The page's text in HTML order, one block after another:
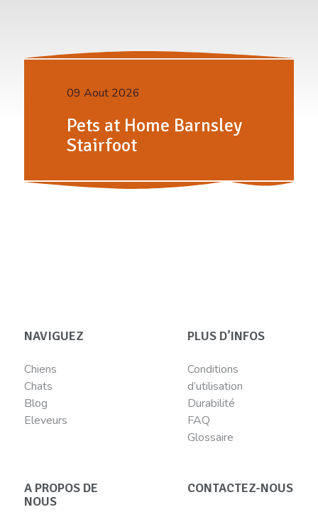
09 Aout 2026
Pets at Home Barnsley
Stairfoot
NAVIGUEZ
Chiens
Chats
Blog
Eleveurs
PLUS D’INFOS
Conditions
d’utilisation
Durabilité
FAQ
Glossaire
A PROPOS DE
NOUS
CONTACTEZ-NOUS